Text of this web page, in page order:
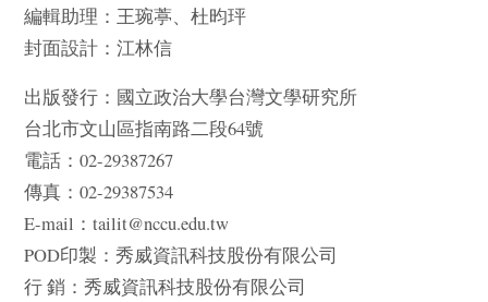
編輯助理：王琬葶、杜昀玶
封面設計：江林信
出版發行：國立政治大學台灣文學研究所
台北市文山區指南路二段64號
電話：02-29387267
傳真：02-29387534
E-mail：tailit@nccu.edu.tw
POD印製：秀威資訊科技股份有限公司
行 銷：秀威資訊科技股份有限公司